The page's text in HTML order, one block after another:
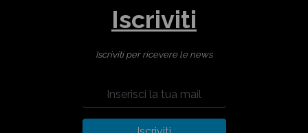
Iscriviti
Iscriviti per ricevere le news